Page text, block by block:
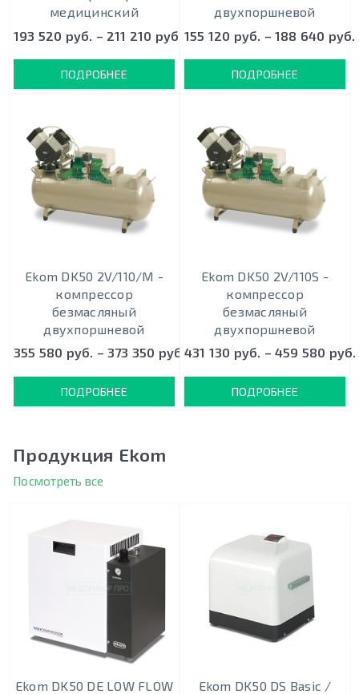
медицинский
193 520 руб. – 211 210 руб.
ПОДРОБНЕЕ
двухпоршневой
155 120 руб. – 188 640 руб.
ПОДРОБНЕЕ
Ekom DK50 2V/110/M -
кoмпрeccoр
безмасляный
двухпоршневой
355 580 руб. – 373 350 руб.
ПОДРОБНЕЕ
Ekom DK50 2V/110S -
кoмпрeccoр
безмасляный
двухпоршневой
431 130 руб. – 459 580 руб.
ПОДРОБНЕЕ
Продукция Ekom
Посмотреть все
Ekom DK50 DE LOW FLOW
Ekom DK50 DS Basic /